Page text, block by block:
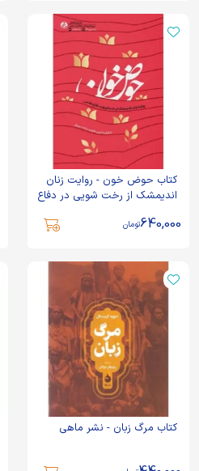
کتاب حوض خون - روایت زنان
اندیمشک از رخت شویی در دفاع
640,000تومان
کتاب مرگ زبان - نشر ماهی